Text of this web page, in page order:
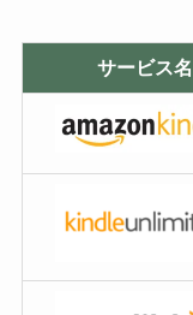
サービス名